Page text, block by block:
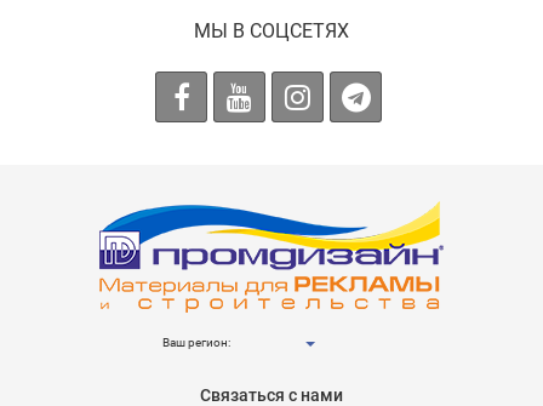
МЫ В СОЦСЕТЯХ
Ваш регион:
Связаться с нами